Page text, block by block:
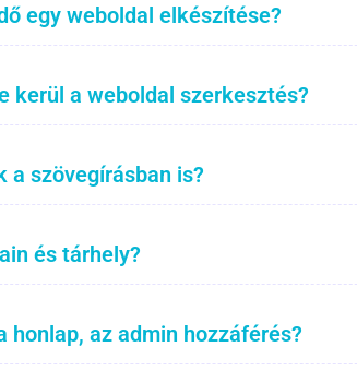
egy weboldal elkészítése?
kerül a weboldal szerkesztés?
a szövegírásban is?
és tárhely?
honlap, az admin hozzáférés?